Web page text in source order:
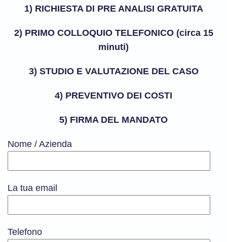
1) RICHIESTA DI PRE ANALISI GRATUITA
2) PRIMO COLLOQUIO TELEFONICO (circa 15
minuti)
3) STUDIO E VALUTAZIONE DEL CASO
4) PREVENTIVO DEI COSTI
5) FIRMA DEL MANDATO
Nome / Azienda
La tua email
Telefono